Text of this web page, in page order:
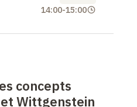
14:00-15:00
concepts
Wittgenstein